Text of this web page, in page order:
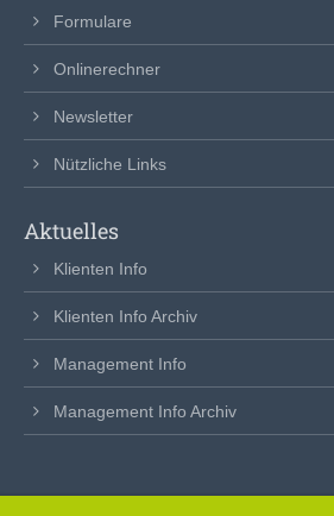
Formulare
Onlinerechner
Newsletter
Nützliche Links
Aktuelles
Klienten Info
Klienten Info Archiv
Management Info
Management Info Archiv